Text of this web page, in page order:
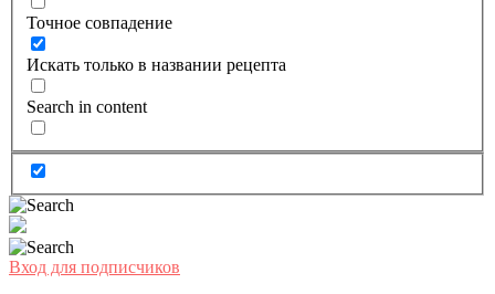
Точное совпадение
Искать только в названии рецепта
Search in content
Вход для подписчиков